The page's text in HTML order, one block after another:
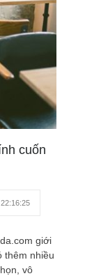
cuốn
giới
thêm nhiều
vô